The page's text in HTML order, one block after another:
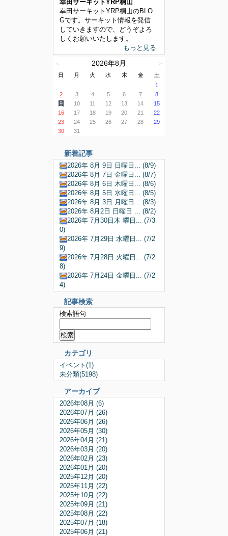
幸田サーキットYRP桐山
幸田サーキットYRP桐山のBLO
Gです。サーキット情報を発信
していきますので、どうぞよろ
しくお願いいたします。
もっと見る
＜ 2026年8月
＞
日
月 火 水 木 金
土
1
2
3 4 5 6 7
8
9
10 11 12 13 14
15
16
17 18 19 20 21
22
23
24 25 26 27 28
29
30
31
新着記事
2026年 8月 9日 日曜日... (8/9)
2026年 8月 7日 金曜日... (8/7)
2026年 8月 6日 木曜日... (8/6)
2026年 8月 5日 水曜日... (8/5)
2026年 8月 3日 月曜日... (8/3)
2026年 8月2日 日曜日 ... (8/2)
2026年 7月30日木 曜日... (7/3
0)
2026年 7月29日 水曜日... (7/2
9)
2026年 7月28日 火曜日... (7/2
8)
2026年 7月24日 金曜日... (7/2
4)
記事検索
検索語句
カテゴリ
イベント(1)
未分類(5198)
アーカイブ
2026年08月 (6)
2026年07月 (26)
2026年06月 (26)
2026年05月 (30)
2026年04月 (21)
2026年03月 (20)
2026年02月 (23)
2026年01月 (20)
2025年12月 (20)
2025年11月 (22)
2025年10月 (22)
2025年09月 (21)
2025年08月 (22)
2025年07月 (18)
2025年06月 (21)